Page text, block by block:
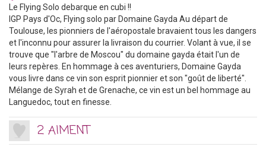
Le Flying Solo debarque en cubi !!
IGP Pays d'Oc, Flying solo par Domaine Gayda Au départ de
Toulouse, les pionniers de l'aéropostale bravaient tous les dangers
et l'inconnu pour assurer la livraison du courrier. Volant à vue, il se
trouve que "l'arbre de Moscou" du domaine gayda était l'un de
leurs repères. En hommage à ces aventuriers, Domaine Gayda
vous livre dans ce vin son esprit pionnier et son "goût de liberté".
Mélange de Syrah et de Grenache, ce vin est un bel hommage au
Languedoc, tout en finesse.
2 AIMENT